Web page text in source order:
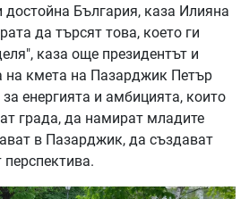
достойна България, каза Илияна
да търсят това, което ги
каза още президентът и
на кмета на Пазарджик Петър
енергията и амбицията, които
града, да намират младите
в Пазарджик, да създават